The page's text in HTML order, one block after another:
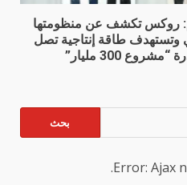
روكس تكشف عن منظومتها
وتستهدف طاقة إنتاجية تصل
Error: Ajax